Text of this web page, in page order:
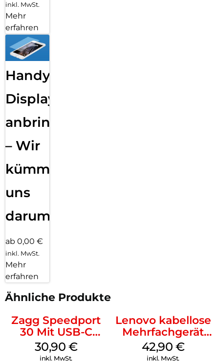
inkl. MwSt.
Mehr
erfahren
Handy
Displayfolie
anbringen
– Wir
kümmern
uns
darum!
ab 0,00 €
inkl. MwSt.
Mehr
erfahren
Ähnliche Produkte
Zagg Speedport
30 Mit USB-C
Kabel Weiß
30,90 €
inkl. MwSt.
Lenovo kabellose
Mehrfachgerät
Luna Grey
42,90 €
inkl. MwSt.